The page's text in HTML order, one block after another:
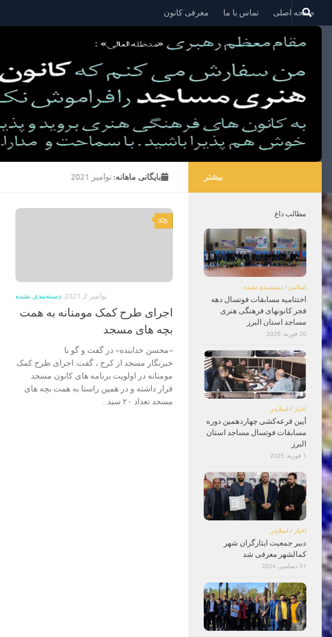
صفحه اصلی تماس با ما معرفی کانون
بایگانی‌ ماهانه: نوامبر 2021
0
دسته‌بندی نشده نوامبر 2, 2021
اجرای طرح کمک مومنانه به همت
بچه های مسجد
«محسن خدابنده» در گفت و گو با
خبرنگار مسجد از کرج ، گفت: اجرای طرح کمک
مومنانه در اولویت برنامه های کانون مسجد
قرار داشته و در همین راستا به همت بچه های
مسجد تعداد ۲۰ سبد...
بیشتر
مطالب داغ
اسلایدر / دسته‌بندی نشده
اختتامیه مسابقات فوتسال دهه
فجر کانونهای فرهنگی هنری
مساجد استان البرز
20 فوریه, 2025
اخبار / اسلایدر
آیین قرعه‌کشی چهاردهمین دوره‌
مسابقات فوتسال مساجد استان
البرز
1 فوریه, 2025
اخبار / اسلایدر
دبیر جمعیت ایثارگران شهر
کمالشهر معرفی شد
31 دسامبر, 2024